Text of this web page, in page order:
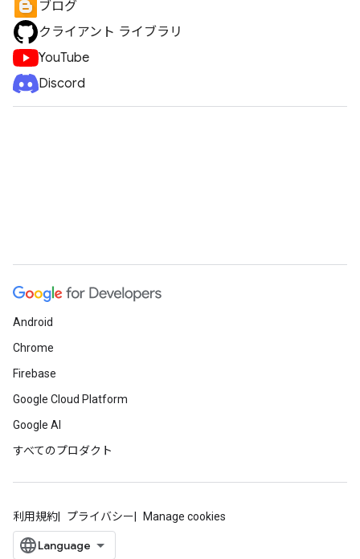
ブログ
クライアント ライブラリ
YouTube
Discord
Android
Chrome
Firebase
Google Cloud Platform
Google AI
すべてのプロダクト
利用規約 プライバシー Manage cookies